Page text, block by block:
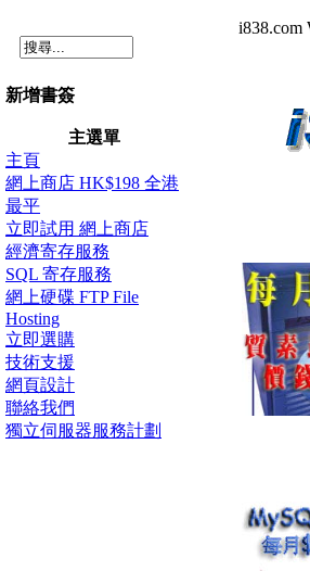
新增書簽
主選單
主頁
網上商店 HK$198 全港
最平
立即試用 網上商店
經濟寄存服務
SQL 寄存服務
網上硬碟 FTP File
Hosting
立即選購
技術支援
網頁設計
聯絡我們
獨立伺服器服務計劃
i838.com